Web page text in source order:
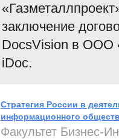
заключение
DocsVision в ООО
iDoc.
Стратегия России в
информационного
Факультет Бизнес-